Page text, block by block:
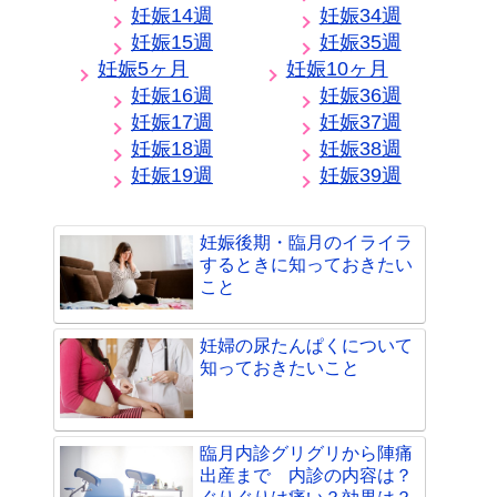
妊娠14週
妊娠15週
妊娠5ヶ月
妊娠16週
妊娠17週
妊娠18週
妊娠19週
妊娠34週
妊娠35週
妊娠10ヶ月
妊娠36週
妊娠37週
妊娠38週
妊娠39週
妊娠後期・臨月のイライラ
するときに知っておきたい
こと
妊婦の尿たんぱくについて
知っておきたいこと
臨月内診グリグリから陣痛
出産まで 内診の内容は？